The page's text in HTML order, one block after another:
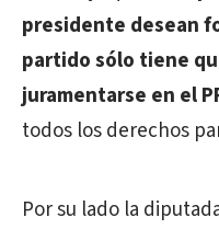
presidente desean
partido sólo tiene
juramentarse en el
todos los derechos
Por su lado la